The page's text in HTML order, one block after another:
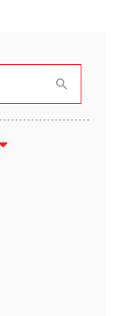
Rechercher